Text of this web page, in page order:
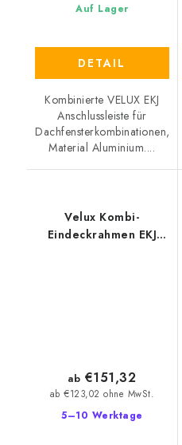
Auf Lager
DETAIL
Kombinierte VELUX EKJ
Anschlussleiste für
Dachfensterkombinationen,
Material Aluminium....
Velux Kombi-
Eindeckrahmen EKJ
5–10 Werktage
ab €123,02 ohne MwSt.
ab €151,32